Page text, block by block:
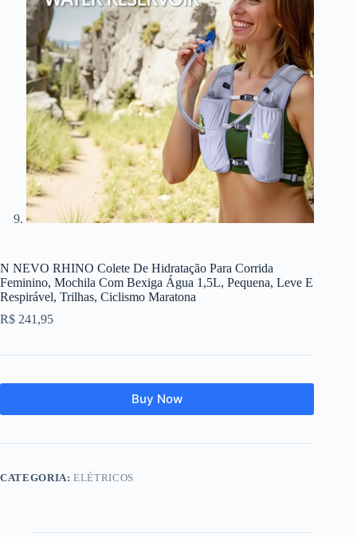
N NEVO RHINO Colete De Hidratação Para Corrida
Feminino, Mochila Com Bexiga Água 1,5L, Pequena, Leve E
Respirável, Trilhas, Ciclismo Maratona
R$ 241,95
Buy Now
CATEGORIA:ELÉTRICOS